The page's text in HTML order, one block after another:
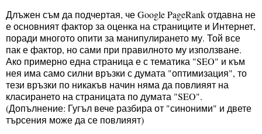
Длъжен съм да подчертая, че Google PageRank отдавна не
е основният фактор за оценка на страниците и Интернет,
поради многото опити за манипулирането му. Той все
пак е фактор, но сами при правилното му използване.
Ако примерно една страница е с тематика "SEO" и към
нея има само силни връзки с думата "оптимизация", то
тези връзки по никакъв начин няма да повлияят на
класирането на страницата по думата "SEO".
(Допълнение: Гугъл вече разбира от "синоними" и двете
търсения може да се повлияят)